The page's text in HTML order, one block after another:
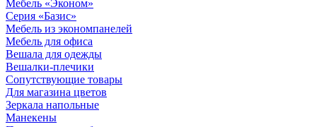
Мебель «Эконом»
Серия «Базис»
Мебель из экономпанелей
Мебель для офиса
Вешала для одежды
Вешалки-плечики
Сопутствующие товары
Для магазина цветов
Зеркала напольные
Манекены